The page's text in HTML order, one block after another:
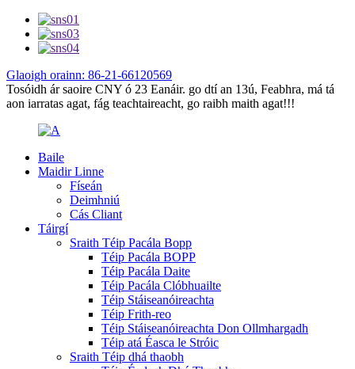
Glaoigh orainn: 86-21-66120569
Tosóidh ár saoire CNY ó 23 Eanáir. go dtí an 13ú, Feabhra, má tá
aon iarratas agat, fág teachtaireacht, go raibh maith agat!!!
Baile
Maidir Linne
Físeán
Deimhniú
Cás Cliant
Táirgí
Sraith Téip Pacála Bopp
Téip Pacála BOPP
Téip Pacála Daite
Téip Pacála Clóbhuailte
Téip Stáiseanóireachta
Téip Frith-reo
Téip Stáiseanóireachta Don Ollmhargadh
Téip atá Éasca le Stróic
Sraith Téip dhá thaobh